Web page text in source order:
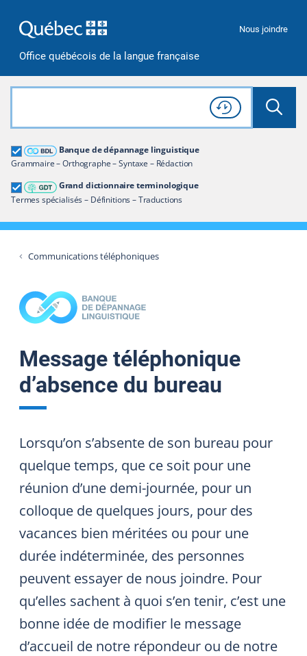
Office québécois de la langue française
Nous joindre
Rechercher dans tout le site
Lancer
Consulter l'
Historique
de recherche
Banque de dépannage linguistique
Grammaire – Orthographe – Syntaxe – Rédaction
Grand dictionnaire terminologique
Termes spécialisés – Définitions – Traductions
Grand dictionnaire terminologique
Restreindre aux termes
Communications téléphoniques
Message téléphonique
d’absence du bureau
Lorsqu’on s’absente de son bureau pour
quelque temps, que ce soit pour une
réunion d’une demi-journée, pour un
colloque de quelques jours, pour des
vacances bien méritées ou pour une
durée indéterminée, des personnes
peuvent essayer de nous joindre. Pour
qu’elles sachent à quoi s’en tenir, c’est une
bonne idée de modifier le message
d’accueil de notre répondeur ou de notre